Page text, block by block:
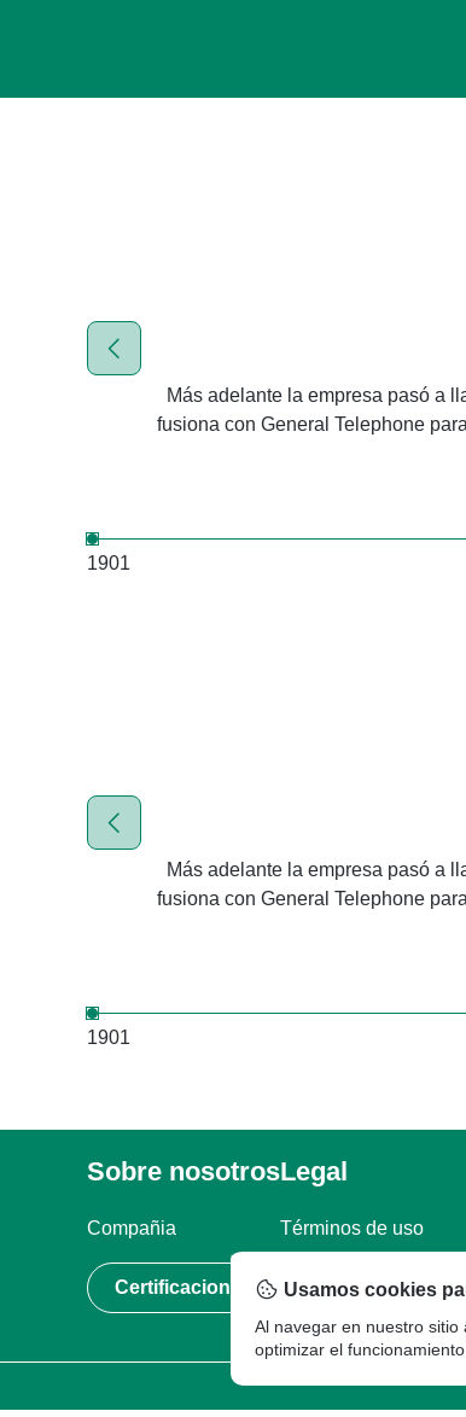
Más adelante la empresa pasó a
fusiona con General Telephone
1901
Más adelante la empresa pasó a
fusiona con General Telephone
1901
Sobre nosotros
Compañia
Certificaciones
Legal
Términos de uso
Política de
Usamos cookies
Al navegar en nuestro
optimizar el